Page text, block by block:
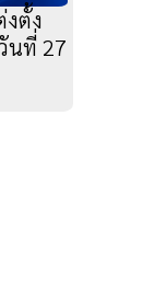
ตั้ง
นที่ 27